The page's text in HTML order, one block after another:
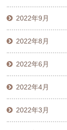
2022年9月
2022年8月
2022年6月
2022年4月
2022年3月